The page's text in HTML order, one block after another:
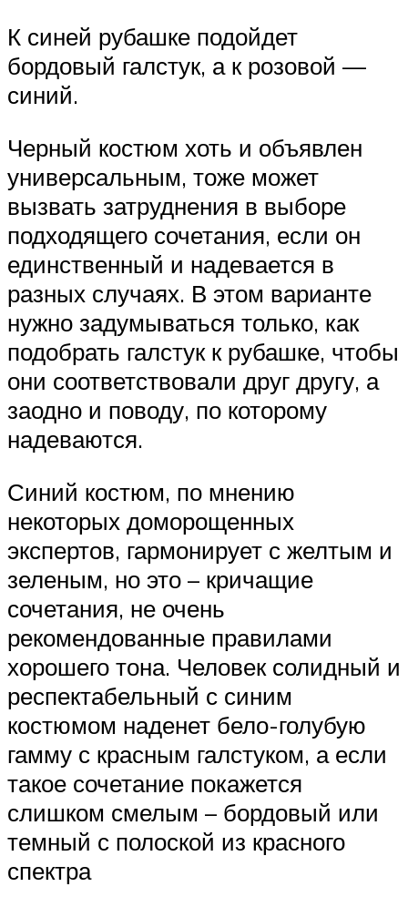
К синей рубашке подойдет
бордовый галстук, а к розовой —
синий.
Черный костюм хоть и объявлен
универсальным, тоже может
вызвать затруднения в выборе
подходящего сочетания, если он
единственный и надевается в
разных случаях. В этом варианте
нужно задумываться только, как
подобрать галстук к рубашке, чтобы
они соответствовали друг другу, а
заодно и поводу, по которому
надеваются.
Синий костюм, по мнению
некоторых доморощенных
экспертов, гармонирует с желтым и
зеленым, но это – кричащие
сочетания, не очень
рекомендованные правилами
хорошего тона. Человек солидный и
респектабельный с синим
костюмом наденет бело-голубую
гамму с красным галстуком, а если
такое сочетание покажется
слишком смелым – бордовый или
темный с полоской из красного
спектра